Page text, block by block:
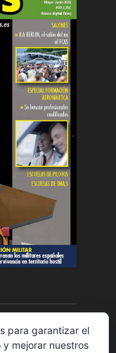
para garantizar el
mejorar nuestros